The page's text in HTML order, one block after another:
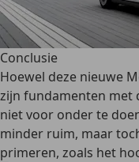
Conclusie
Hoewel deze nieuwe
zijn fundamenten met
niet voor onder te
minder ruim, maar
primeren, zoals het